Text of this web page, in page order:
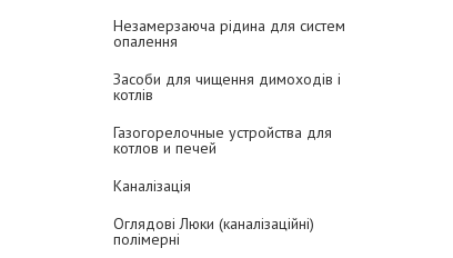
Незамерзаюча рідина для систем
опалення
Засоби для чищення димоходів і
котлів
Газогорелочные устройства для
котлов и печей
Каналізація
Оглядові Люки (каналізаційні)
полімерні